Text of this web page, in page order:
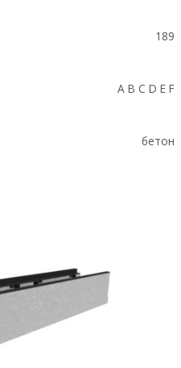
189
A B C D E F
бетон